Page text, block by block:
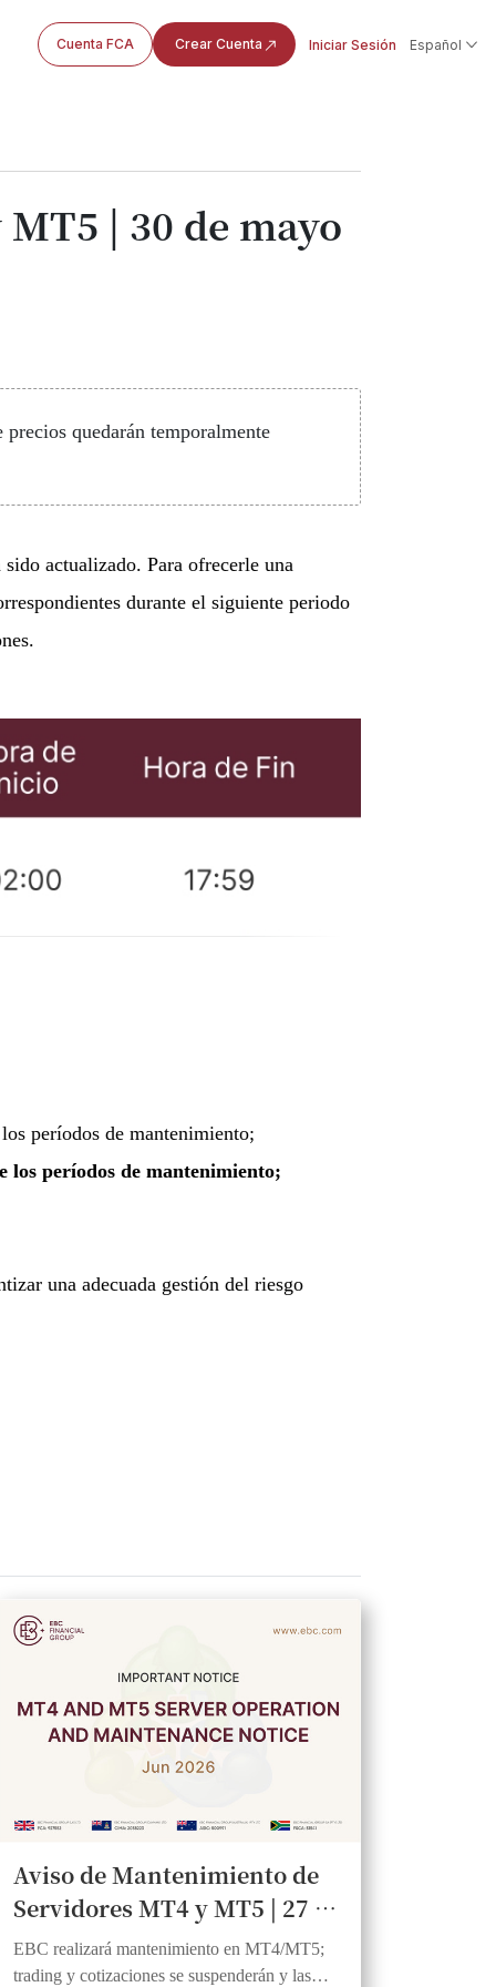
Cuenta FCA Crear Cuenta Iniciar Sesión Español
| 30 de mayo
quedarán temporalmente
actualizado. Para ofrecerle una
durante el siguiente periodo
períodos de mantenimiento;
los períodos de mantenimiento;
una adecuada gestión del riesgo
Aviso de Mantenimiento de
Servidores MT4 y MT5 | 27 de
junio de 2026
EBC realizará mantenimiento en MT4/MT5;
trading y cotizaciones se suspenderán y las